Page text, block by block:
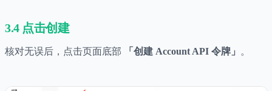
3.4 点击创建
核对无误后，点击页面底部 「创建 Account API 令牌」 。